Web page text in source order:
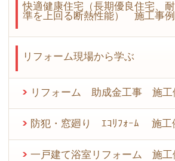
快適健康住宅（長期優良住宅、
準を上回る断熱性能） 施工事例
リフォーム現場から学ぶ
リフォーム 助成金工事 施工
防犯・窓廻り ｴｺﾘﾌｫｰﾑ 施工
一戸建て浴室リフォーム 施工